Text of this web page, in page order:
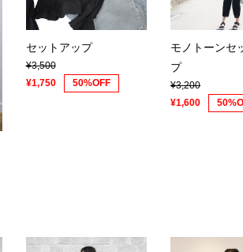
セットアップ
¥3,500
¥1,750
50%OFF
モノトーンセ
プ
¥3,200
¥1,600